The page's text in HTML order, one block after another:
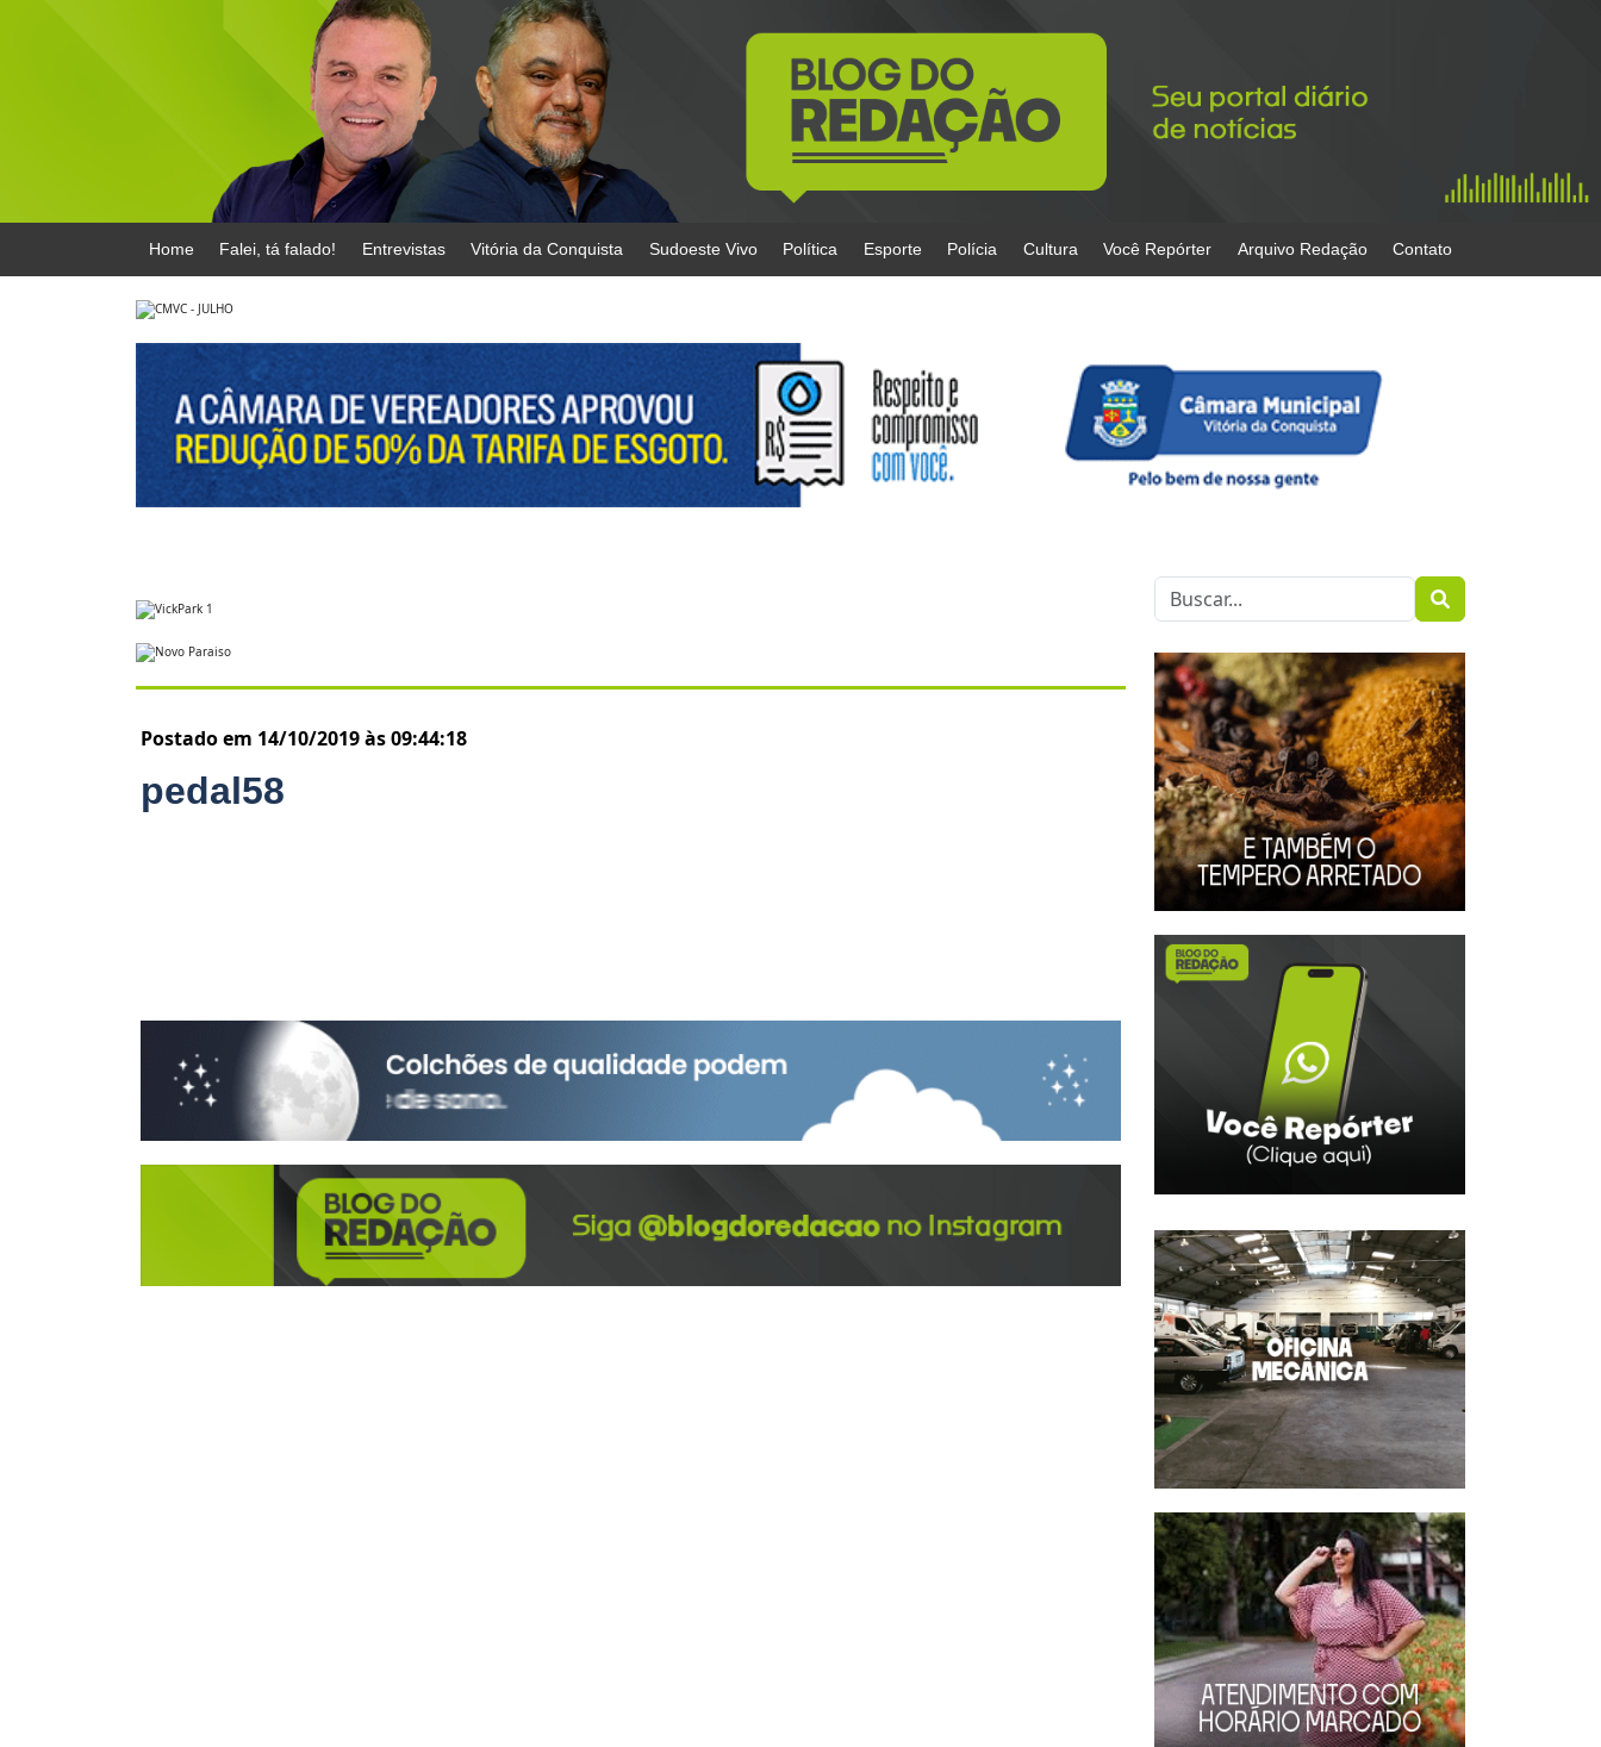
Home Falei, tá falado! Entrevistas Vitória da Conquista Sudoeste Vivo Política Esporte Polícia Cultura Você Repórter Arquivo Redação Contato
Postado em 14/10/2019 às 09:44:18
pedal58